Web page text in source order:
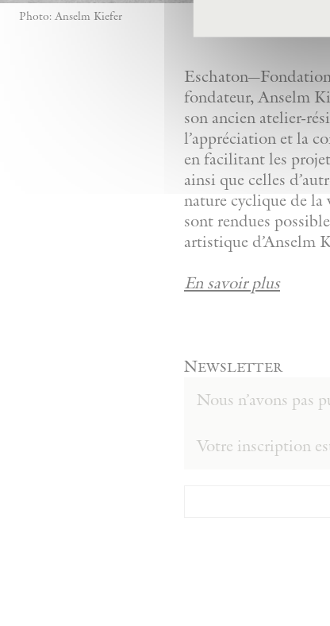
Photo: Anselm Kiefer
fondateur, Anselm
son ancien atelier-
l’appréciation et la
en facilitant les
ainsi que celles
nature cyclique de la
sont rendues
artistique d’Anselm
En savoir plus
Newsletter
Nous n’avons pas
Votre inscription